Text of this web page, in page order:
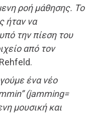
ροή μάθησης. Το
ήταν να
την πίεση του
από τον
ένα νέο
(jamming=
μουσική και